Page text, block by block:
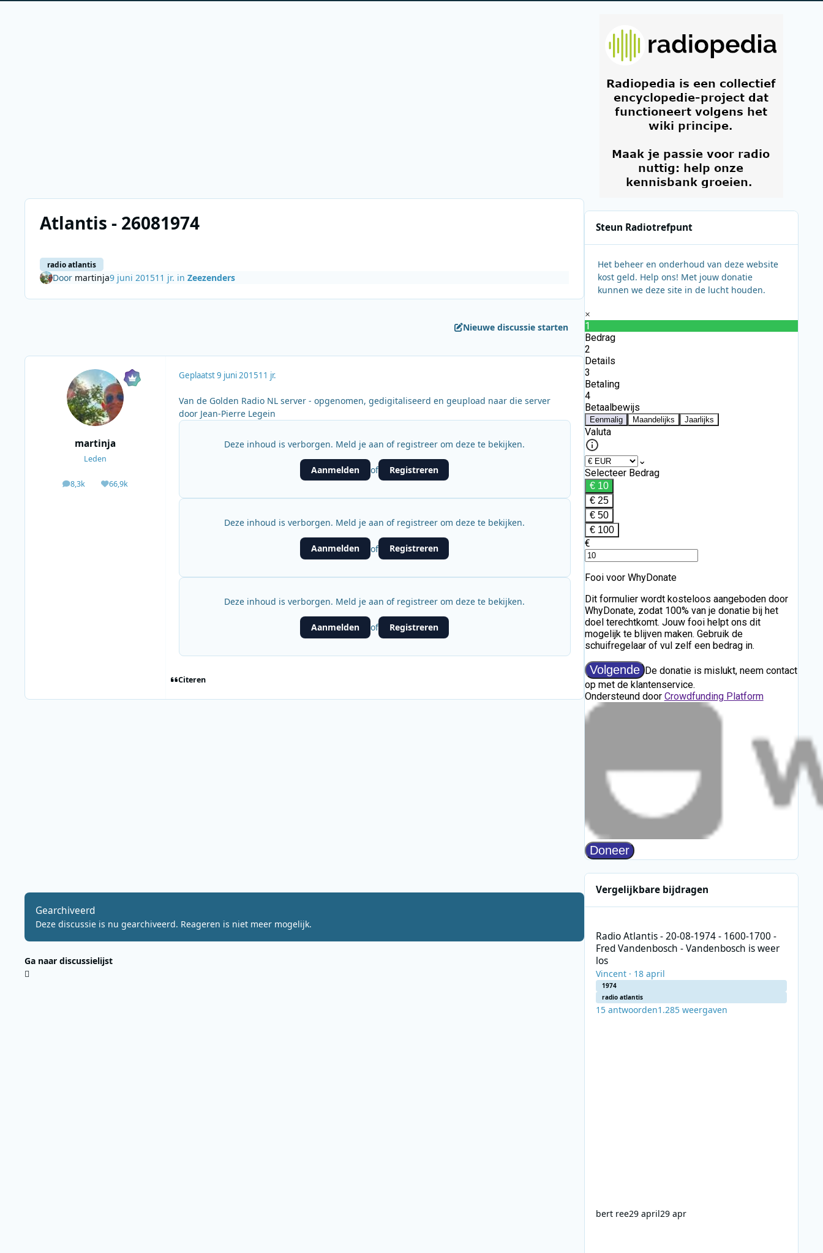
Atlantis - 26081974
radio atlantis
Door martinja9 juni 201511 jr. in Zeezenders
Nieuwe discussie starten
martinja
Leden
8,3k
berichten66,9k
Waardering
Geplaatst9 juni 201511 jr.
Van de Golden Radio NL server - opgenomen, gedigitaliseerd en geupload naar die server
door Jean-Pierre Legein
Deze inhoud is verborgen. Meld je aan of registreer om deze te bekijken.
Aanmelden of Registreren
Deze inhoud is verborgen. Meld je aan of registreer om deze te bekijken.
Aanmelden of Registreren
Deze inhoud is verborgen. Meld je aan of registreer om deze te bekijken.
Aanmelden of Registreren
Citeren
Gearchiveerd
Deze discussie is nu gearchiveerd. Reageren is niet meer mogelijk.
Ga naar discussielijst
Steun Radiotrefpunt
Het beheer en onderhoud van deze website
kost geld. Help ons! Met jouw donatie
kunnen we deze site in de lucht houden.
Vergelijkbare bijdragen
Radio Atlantis - 20-08-1974 - 1600-1700 -
Fred Vandenbosch - Vandenbosch is weer
los
Vincent· 18 april
1974
radio atlantis
15 antwoorden1.285 weergaven
bert ree29 april29 apr